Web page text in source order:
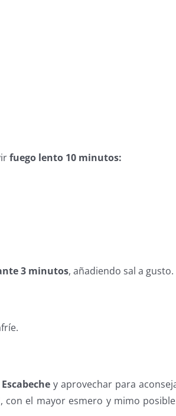
fuego lento 10 minutos:
3 minutos, añadiendo sal a gusto.
y aprovechar para
el mayor esmero y mimo